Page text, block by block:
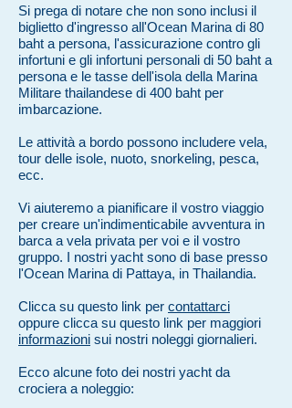
Si prega di notare che non sono inclusi il
biglietto d'ingresso all'Ocean Marina di 80
baht a persona, l'assicurazione contro gli
infortuni e gli infortuni personali di 50 baht a
persona e le tasse dell'isola della Marina
Militare thailandese di 400 baht per
imbarcazione.
Le attività a bordo possono includere vela,
tour delle isole, nuoto, snorkeling, pesca,
ecc.
Vi aiuteremo a pianificare il vostro viaggio
per creare un'indimenticabile avventura in
barca a vela privata per voi e il vostro
gruppo. I nostri yacht sono di base presso
l'Ocean Marina di Pattaya, in Thailandia.
Clicca su questo link per contattarci
oppure clicca su questo link per maggiori
informazioni sui nostri noleggi giornalieri.
Ecco alcune foto dei nostri yacht da
crociera a noleggio: